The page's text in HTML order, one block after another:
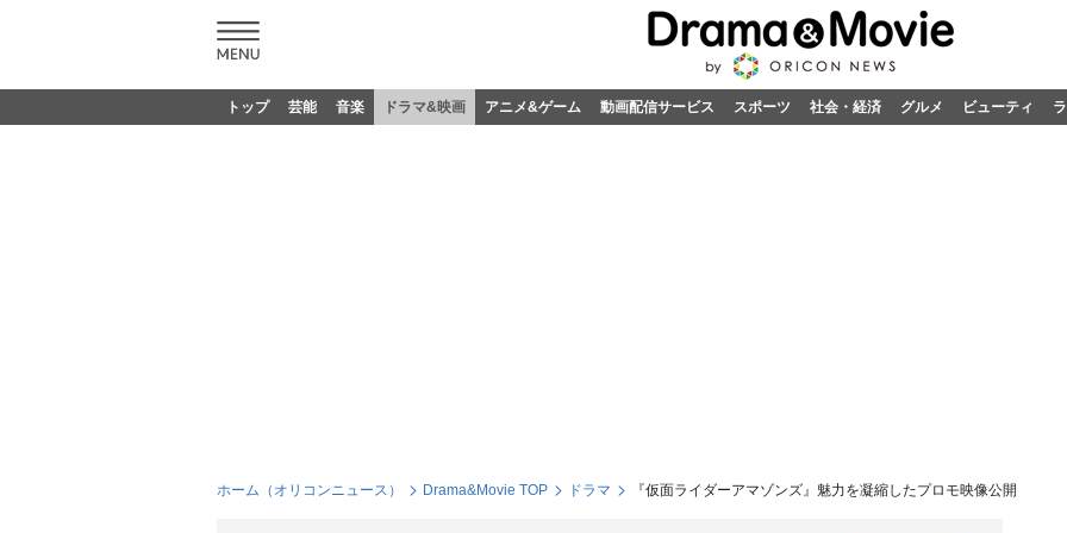
トップ 芸能 音楽 ドラマ&映画 アニメ&ゲーム 動画配信サービス スポーツ 社会・経済 グルメ ビューティ
ホーム（オリコンニュース） Drama&Movie TOP ドラマ 『仮面ライダーアマゾンズ』魅力を凝縮したプロモ映像公開